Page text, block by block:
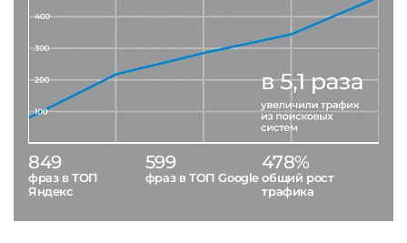
849
фраз в ТОП
Яндекс
599
фраз в ТОП Google
478%
общий рост
трафика